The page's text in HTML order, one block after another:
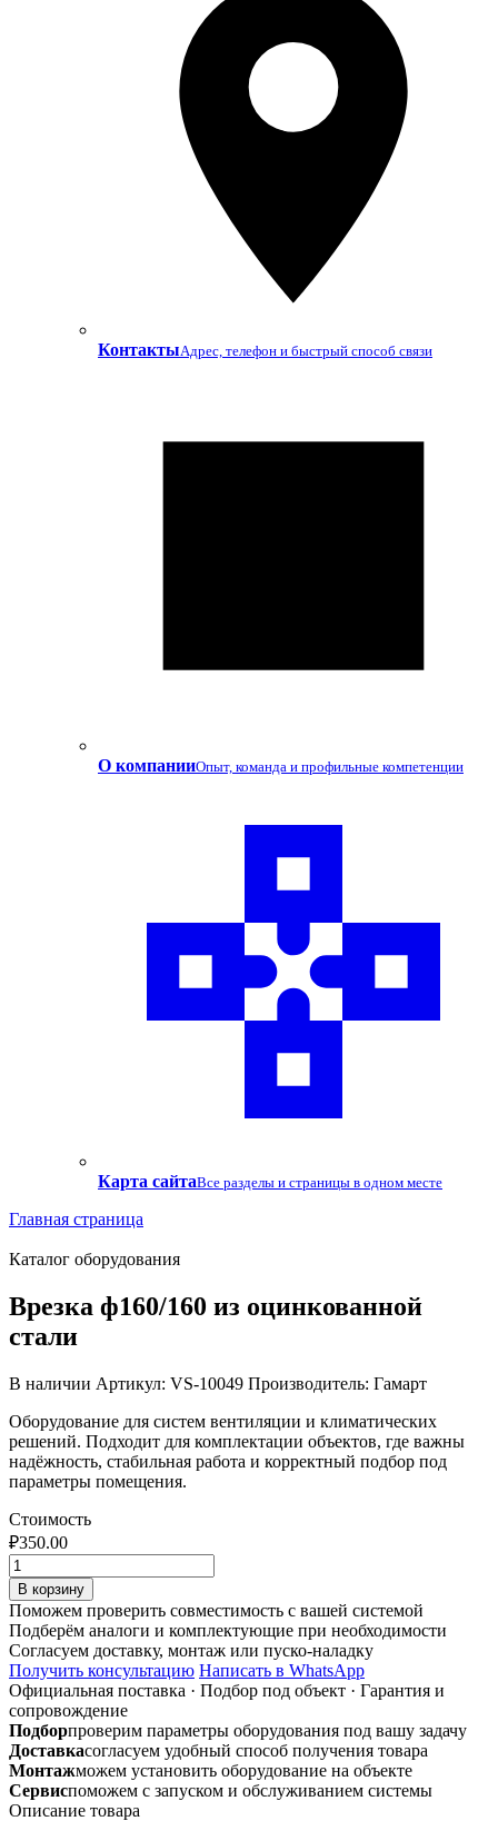
КонтактыАдрес, телефон и быстрый способ связи
О компанииОпыт, команда и профильные компетенции
Карта сайтаВсе разделы и страницы в одном месте
Главная страница
Каталог оборудования
Врезка ф160/160 из оцинкованной
стали
В наличии Артикул: VS-10049 Производитель: Гамарт
Оборудование для систем вентиляции и климатических
решений. Подходит для комплектации объектов, где важны
надёжность, стабильная работа и корректный подбор под
параметры помещения.
Стоимость
₽350.00
Количество
товара
Врезка
ф160/160
из
оцинкованной
стали
В корзину
Поможем проверить совместимость с вашей системой
Подберём аналоги и комплектующие при необходимости
Согласуем доставку, монтаж или пуско-наладку
Получить консультацию Написать в WhatsApp
Официальная поставка · Подбор под объект · Гарантия и
сопровождение
Подборпроверим параметры оборудования под вашу задачу
Доставкасогласуем удобный способ получения товара
Монтажможем установить оборудование на объекте
Сервиспоможем с запуском и обслуживанием системы
Описание товара